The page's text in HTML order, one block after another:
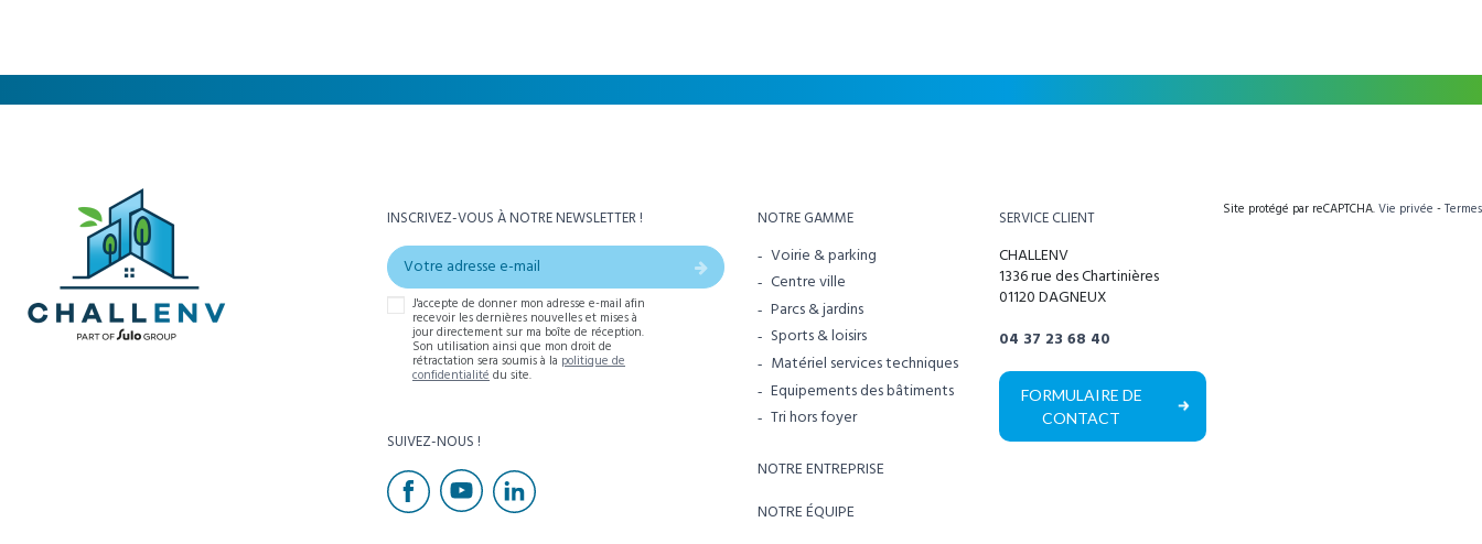
INSCRIVEZ-VOUS À NOTRE NEWSLETTER !
J'accepte de donner mon adresse e-mail afin
recevoir les dernières nouvelles et mises à
jour directement sur ma boîte de réception.
Son utilisation ainsi que mon droit de
rétractation sera soumis à la politique de
confidentialité du site.
SUIVEZ-NOUS !
NOTRE GAMME
Voirie & parking
Centre ville
Parcs & jardins
Sports & loisirs
Matériel services techniques
Equipements des bâtiments
Tri hors foyer
NOTRE ENTREPRISE
NOTRE ÉQUIPE
SERVICE CLIENT
CHALLENV
1336 rue des Chartinières
01120 DAGNEUX
04 37 23 68 40
FORMULAIRE DE
CONTACT
Site protégé par reCAPTCHA. Vie privée - Termes